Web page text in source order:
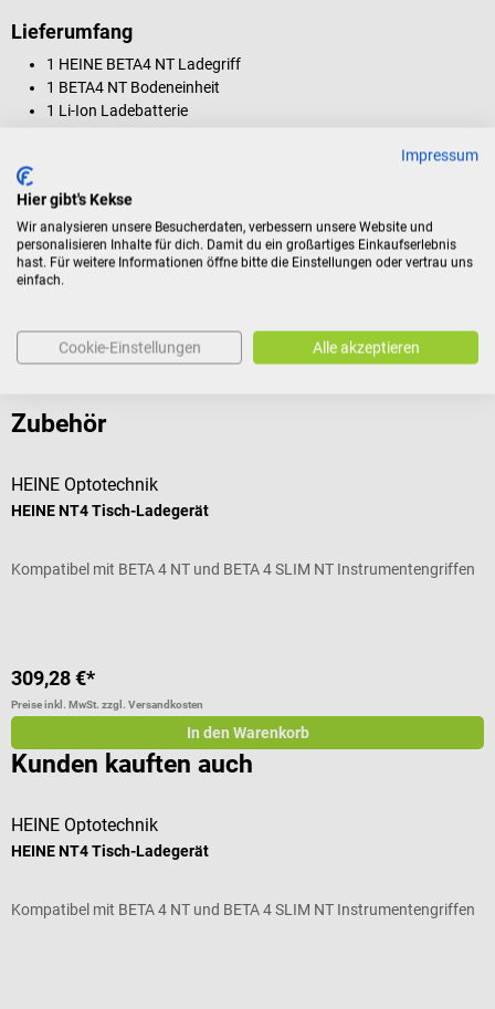
Lieferumfang
1 HEINE BETA4 NT Ladegriff
1 BETA4 NT Bodeneinheit
1 Li-Ion Ladebatterie
Produktidentifikation
Dokumente
Bewertungen
Zubehör
HEINE Optotechnik
HEINE NT4 Tisch-Ladegerät
Kompatibel mit BETA 4 NT und BETA 4 SLIM NT ​Instrumentengriffen
309,28 €*
Preise inkl. MwSt. zzgl. Versandkosten
In den Warenkorb
Kunden kauften auch
HEINE Optotechnik
HEINE NT4 Tisch-Ladegerät
Kompatibel mit BETA 4 NT und BETA 4 SLIM NT ​Instrumentengriffen
Impressum
Hier gibt's Kekse
Wir analysieren unsere Besucherdaten, verbessern unsere Website und
personalisieren Inhalte für dich. Damit du ein großartiges Einkaufserlebnis
hast. Für weitere Informationen öffne bitte die Einstellungen oder vertrau uns
einfach.
Cookie-Einstellungen Alle akzeptieren